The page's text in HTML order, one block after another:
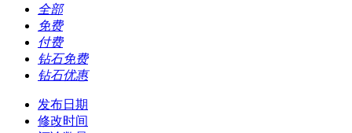
全部
免费
付费
钻石免费
钻石优惠
发布日期
修改时间